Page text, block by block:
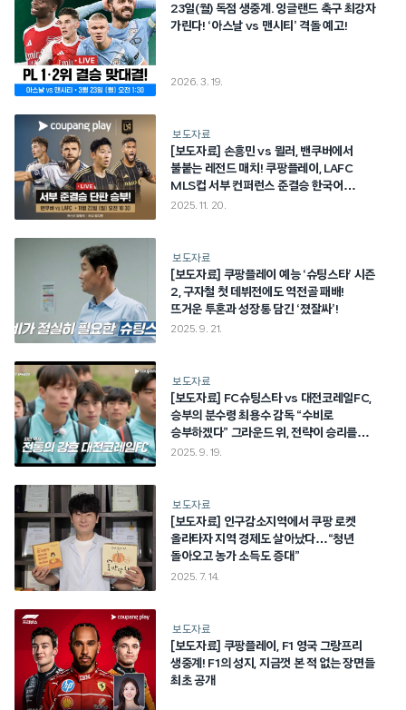
23일(월) 독점 생중계. 잉글랜드 축구 최강자
가린다! ‘아스날 vs 맨시티’ 격돌 예고!
2026. 3. 19.
보도자료
[보도자료] 손흥민 vs 뮐러, 밴쿠버에서
불붙는 레전드 매치! 쿠팡플레이, LAFC
MLS컵 서부 컨퍼런스 준결승 한국어
생중계
2025. 11. 20.
보도자료
[보도자료] 쿠팡플레이 예능 ‘슈팅스타’ 시즌
2, 구자철 첫 데뷔전에도 역전골 패배!
뜨거운 투혼과 성장통 담긴 ‘졌잘싸’!
2025. 9. 21.
보도자료
[보도자료] FC슈팅스타 vs 대전코레일FC,
승부의 분수령 최용수 감독 “수비로
승부하겠다” 그라운드 위, 전략이 승리를
결정한다 9월 19일(금) 저녁 8시 4화 공개!
2025. 9. 19.
보도자료
[보도자료] 인구감소지역에서 쿠팡 로켓
올라타자 지역 경제도 살아났다…“청년
돌아오고 농가 소득도 증대”
2025. 7. 14.
보도자료
[보도자료] 쿠팡플레이, F1 영국 그랑프리
생중계! F1의 성지, 지금껏 본 적 없는 장면들
최초 공개